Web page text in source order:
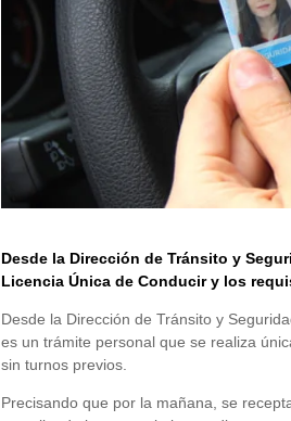
Desde la Dirección de Tránsito y
Licencia Única de Conducir y los
Desde la Dirección de Tránsito y
es un trámite personal que se realiza
sin turnos previos.
Precisando que por la mañana, se